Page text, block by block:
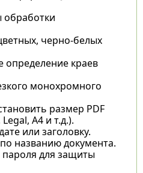
черно-белых
определение краев
монохромного
размер PDF
A4 и т.д.).
или заголовку.
названию документа.
для защиты